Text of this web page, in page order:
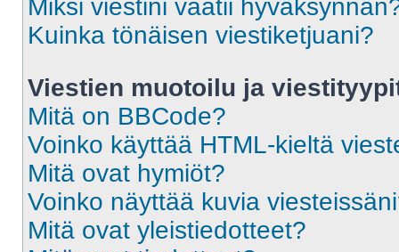
Miksi viestini vaatii
Kuinka tönäisen viestiketjuani?
Viestien muotoilu ja
Mitä on BBCode?
Voinko käyttää HTML-kieltä
Mitä ovat hymiöt?
Voinko näyttää kuvia
Mitä ovat yleistiedotteet?